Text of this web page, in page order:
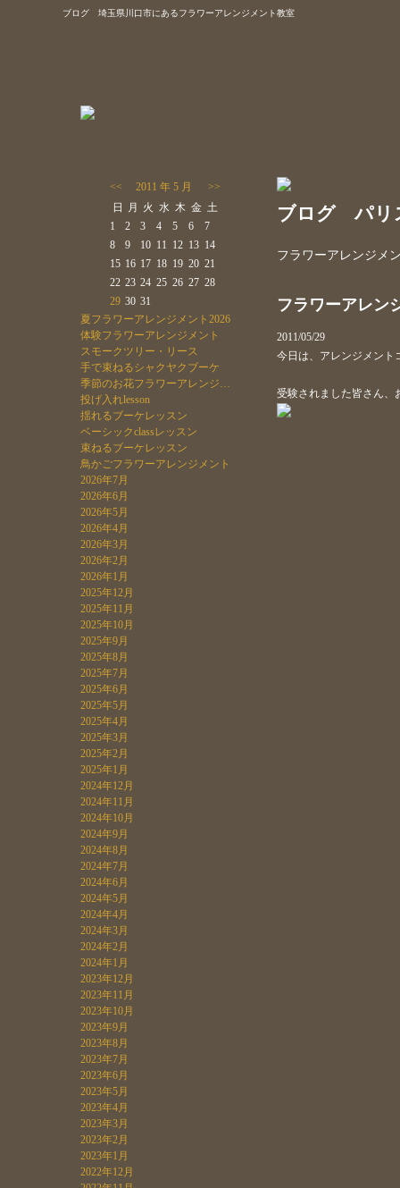
ブログ 埼玉県川口市にあるフラワーアレンジメント教室
フラワースタジオ オドラントのトップ
ス
スクール
ブログ パリ
フラワーアレンジメ
フラワーアレン
2011/05/29
今日は、アレンジメント
受験されました皆さん、
<< 2011 年 5 月
>>
日
月 火 水 木 金 土
1
2 3 4 5 6
7
8
9 10 11 12 13 14
15 16 17 18 19 20 21
22 23 24 25 26 27 28
29 30 31
夏フラワーアレンジメント2026
体験フラワーアレンジメント
スモークツリー・リース
手で束ねるシャクヤクブーケ
季節のお花フラワーアレンジ…
投げ入れlesson
揺れるブーケレッスン
ベーシックclassレッスン
束ねるブーケレッスン
鳥かごフラワーアレンジメント
2026年7月
2026年6月
2026年5月
2026年4月
2026年3月
2026年2月
2026年1月
2025年12月
2025年11月
2025年10月
2025年9月
2025年8月
2025年7月
2025年6月
2025年5月
2025年4月
2025年3月
2025年2月
2025年1月
2024年12月
2024年11月
2024年10月
2024年9月
2024年8月
2024年7月
2024年6月
2024年5月
2024年4月
2024年3月
2024年2月
2024年1月
2023年12月
2023年11月
2023年10月
2023年9月
2023年8月
2023年7月
2023年6月
2023年5月
2023年4月
2023年3月
2023年2月
2023年1月
2022年12月